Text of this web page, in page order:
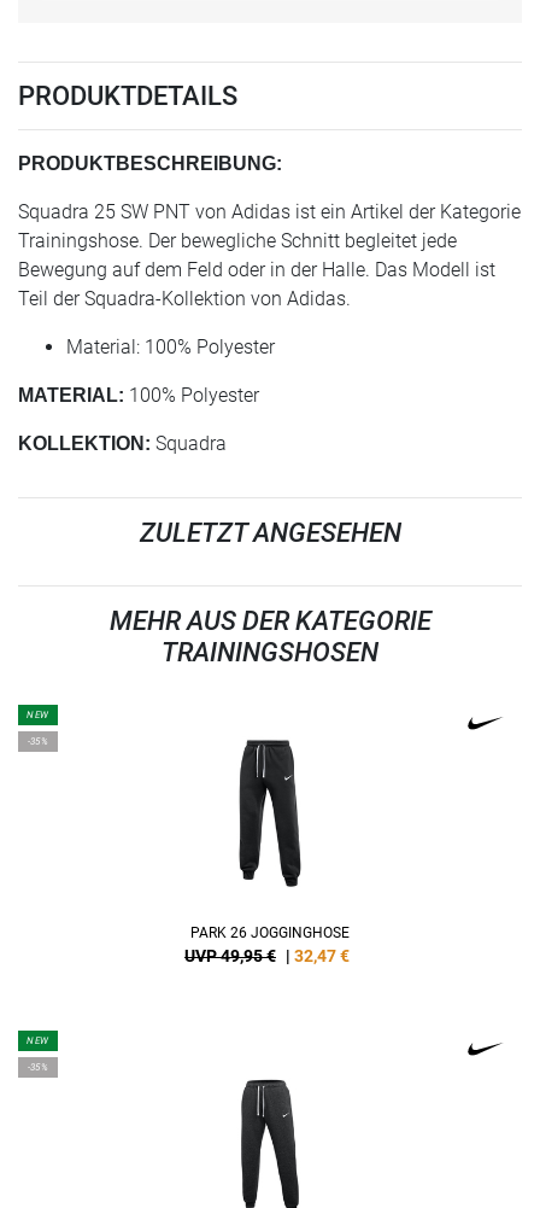
PRODUKTDETAILS
PRODUKTBESCHREIBUNG:
Squadra 25 SW PNT von Adidas ist ein Artikel der Kategorie
Trainingshose. Der bewegliche Schnitt begleitet jede
Bewegung auf dem Feld oder in der Halle. Das Modell ist
Teil der Squadra-Kollektion von Adidas.
Material: 100% Polyester
MATERIAL: 100% Polyester
KOLLEKTION: Squadra
ZULETZT ANGESEHEN
MEHR AUS DER KATEGORIE
TRAININGSHOSEN
NEW
-35%
PARK 26 JOGGINGHOSE
UVP 49,95 € | 32,47€
NEW
-35%